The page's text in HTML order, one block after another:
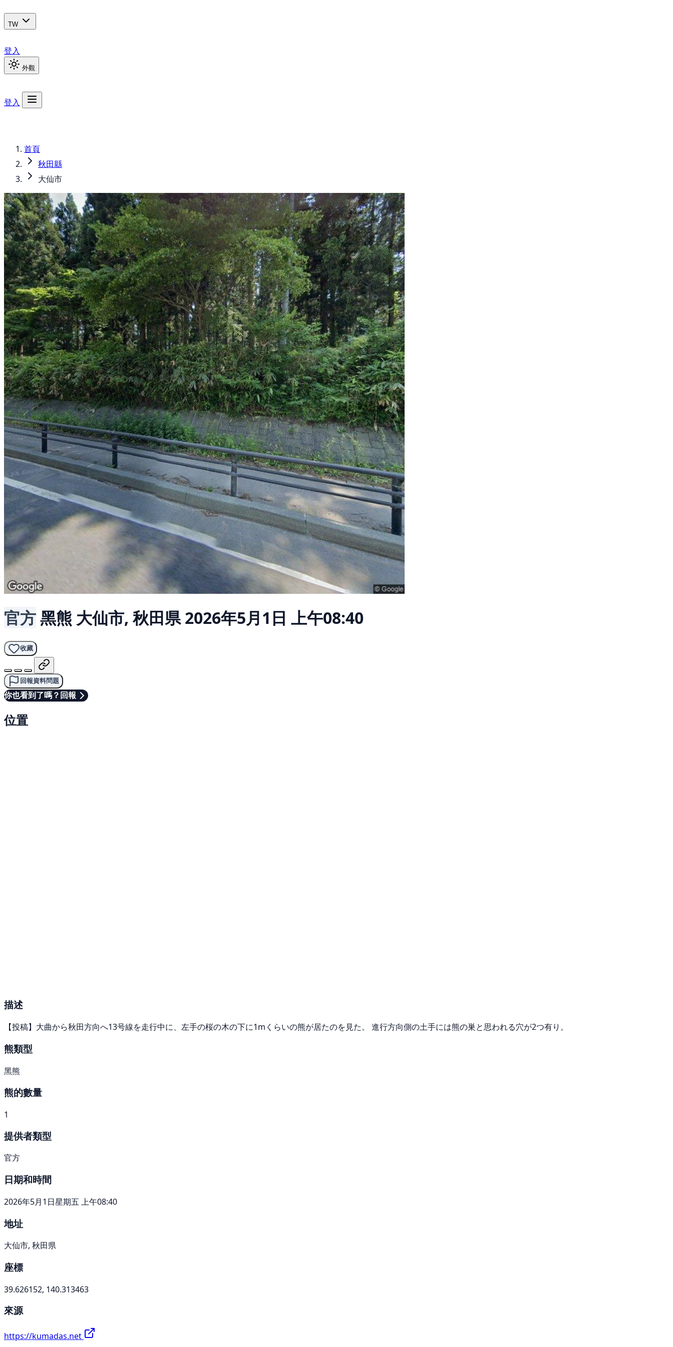
TW
登入
外觀
登入
首頁
秋田縣
大仙市
官方黑熊 大仙市, 秋田県 2026年5月1日 上午08:40
收藏
回報資料問題
你也看到了嗎？回報
位置
描述
【投稿】大曲から秋田方向へ13号線を走行中に、左手の桜の木の下に1mくらいの熊が居たのを見た。 進行方向側の土手には熊の巣と思われる穴が2つ有り。
熊類型
黑熊
熊的數量
1
提供者類型
官方
日期和時間
2026年5月1日星期五 上午08:40
地址
大仙市, 秋田県
座標
39.626152, 140.313463
來源
https://kumadas.net